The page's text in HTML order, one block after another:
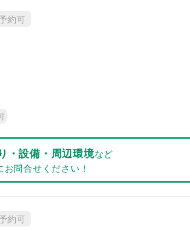
約可
・設備・周辺環境など
問合せください！
約可